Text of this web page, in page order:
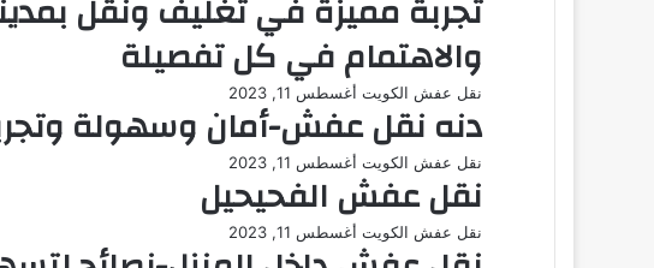
تجربة مميزة في تغليف ونقل
والاهتمام في كل تفصيلة
نقل عفش الكويت أغسطس 11, 2023
دنه نقل عفش-أمان وسهولة
نقل عفش الكويت أغسطس 11, 2023
نقل عفش الفحيحيل
نقل عفش الكويت أغسطس 11, 2023